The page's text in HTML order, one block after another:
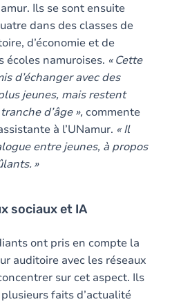
Ils se sont ensuite
dans des classes de
d’économie et de
écoles namuroises. « Cette
d’échanger avec des
jeunes, mais restent
d’âge », commente
à l’UNamur. « Il
entre jeunes, à propos
»
sociaux et IA
ont pris en compte la
auditoire avec les réseaux
sur cet aspect. Ils
faits d’actualité